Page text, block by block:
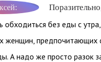
обходиться без еды с
женщин, предпочитающих
А надо же просто разок